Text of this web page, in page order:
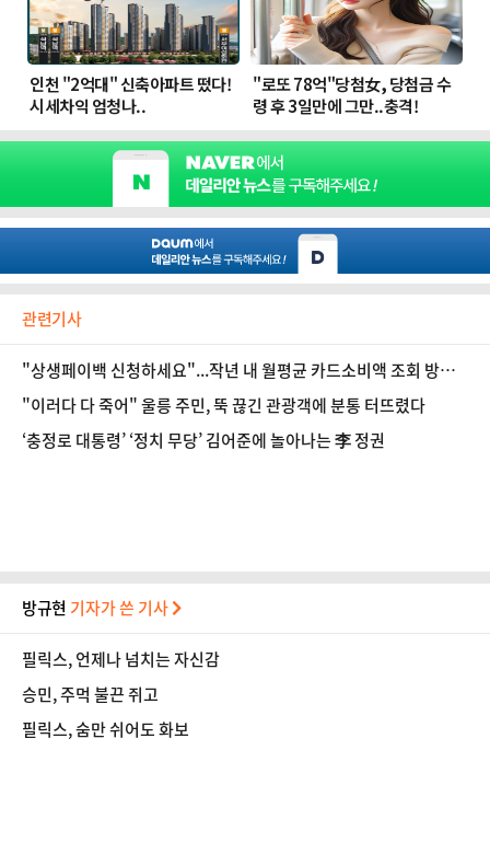
관련기사
"상생페이백 신청하세요"...작년 내 월평균 카드소비액 조회 방법
은?
"이러다 다 죽어" 울릉 주민, 뚝 끊긴 관광객에 분통 터뜨렸다
‘충정로 대통령’ ‘정치 무당’ 김어준에 놀아나는 李 정권
방규현 기자가 쓴 기사
필릭스, 언제나 넘치는 자신감
승민, 주먹 불끈 쥐고
필릭스, 숨만 쉬어도 화보